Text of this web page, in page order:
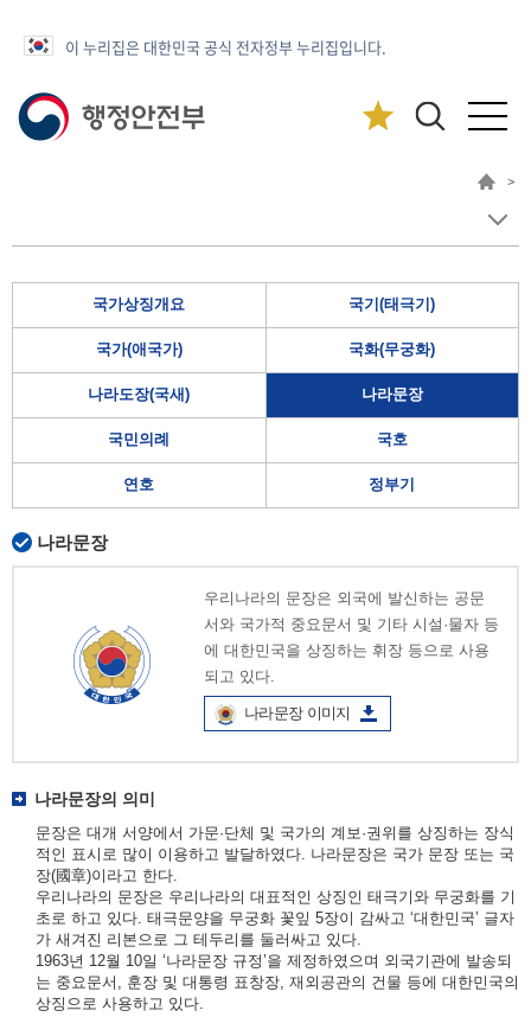
이 누리집은 대한민국 공식 전자정부 누리집입니다.
>
국가상징개요 국기(태극기)
국가(애국가) 국화(무궁화)
나라도장(국새) 나라문장
국민의례 국호
연호 정부기
나라문장
우리나라의 문장은 외국에 발신하는 공문
서와 국가적 중요문서 및 기타 시설·물자 등
에 대한민국을 상징하는 휘장 등으로 사용
되고 있다.
나라문장 이미지
나라문장의 의미
문장은 대개 서양에서 가문·단체 및 국가의 계보·권위를 상징하는 장식
적인 표시로 많이 이용하고 발달하였다. 나라문장은 국가 문장 또는 국
장(國章)이라고 한다.
우리나라의 문장은 우리나라의 대표적인 상징인 태극기와 무궁화를 기
초로 하고 있다. 태극문양을 무궁화 꽃잎 5장이 감싸고 ‘대한민국’ 글자
가 새겨진 리본으로 그 테두리를 둘러싸고 있다.
1963년 12월 10일 ‘나라문장 규정’을 제정하였으며 외국기관에 발송되
는 중요문서, 훈장 및 대통령 표창장, 재외공관의 건물 등에 대한민국의
상징으로 사용하고 있다.